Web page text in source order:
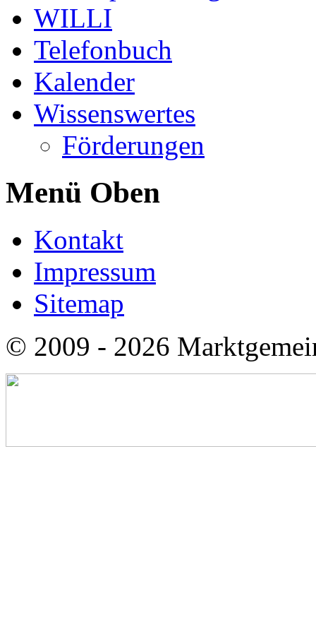
WILLI
Telefonbuch
Kalender
Wissenswertes
Förderungen
Menü Oben
Kontakt
Impressum
Sitemap
© 2009 - 2026